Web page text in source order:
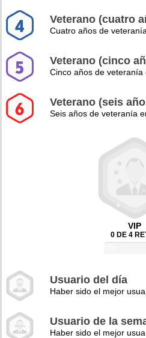
Veterano (cuatro
Cuatro años de
Veterano (cinco
Cinco años de veteranía
Veterano (seis
Seis años de veteranía
VIP
0 DE 4
Usuario del día
Haber sido el mejor
Usuario de la
Haber sido el mejor